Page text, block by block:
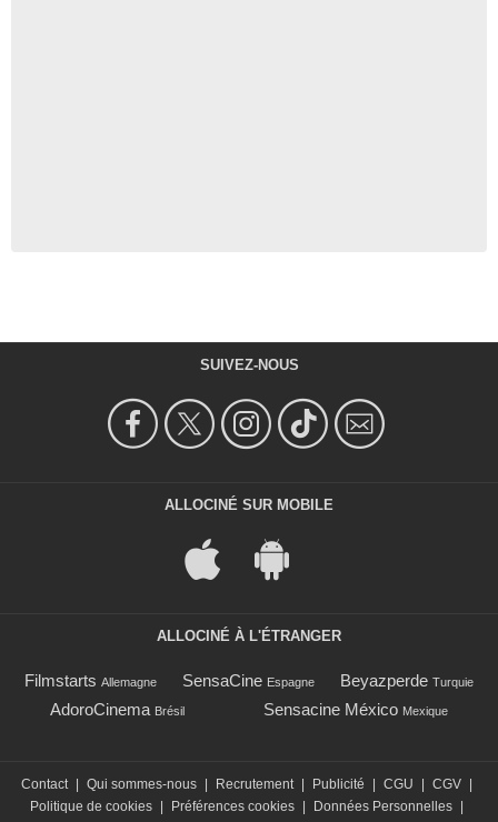
SUIVEZ-NOUS
ALLOCINÉ SUR MOBILE
ALLOCINÉ À L'ÉTRANGER
Filmstarts Allemagne SensaCine Espagne Beyazperde Turquie
AdoroCinema Brésil Sensacine México Mexique
Contact Qui sommes-nous Recrutement Publicité CGU CGV
Politique de cookies
Préférences cookies Données Personnelles